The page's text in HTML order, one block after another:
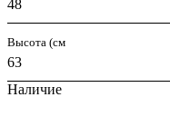
48
Высота (см
63
Наличие